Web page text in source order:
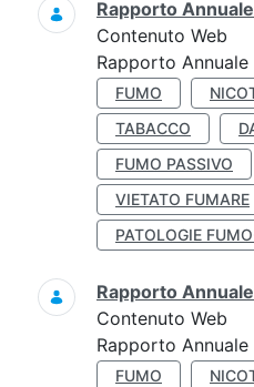
Rapporto
Contenuto Web
Rapporto Annuale
FUMO
TABACCO
FUMO PASSIVO
VIETATO FUMARE
PATOLOGIE
Rapporto
Contenuto Web
Rapporto Annuale
FUMO